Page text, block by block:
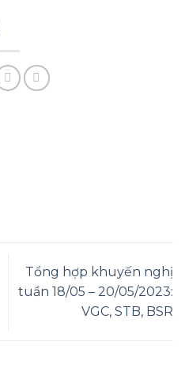
Tổng hợp khuyến nghị
tuần 18/05 – 20/05/2023:
VGC, STB, BSR